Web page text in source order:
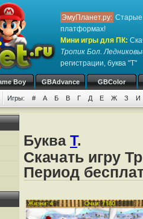
ЭмуПланет.ру: Старые
платформах!
Мини игры для ПК:
Тропик Бол.
регистрации, буква "Т"
Boy GBAdvance GBColor
Игры: # А Б В Г Д Е Ж З И
Буква Т.
Скачать игру
Период